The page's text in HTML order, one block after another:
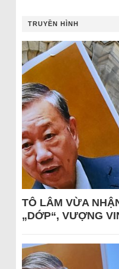
TRUYỀN HÌNH
TÔ LÂM VỪA
„DỚP“, VƯỢNG